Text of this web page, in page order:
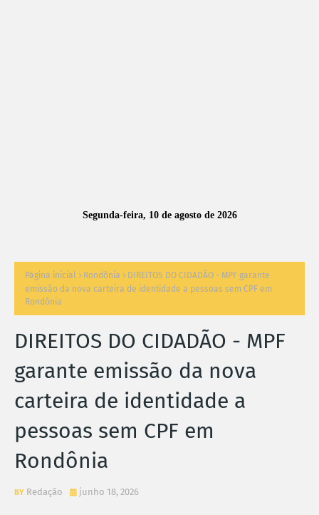
Segunda-feira, 10 de agosto de 2026
Página inicial Rondônia
DIREITOS DO CIDADÃO - MPF garante
emissão da nova carteira de identidade a pessoas sem CPF em
Rondônia
DIREITOS DO CIDADÃO - MPF
garante emissão da nova
carteira de identidade a
pessoas sem CPF em
Rondônia
Redação junho 18, 2026